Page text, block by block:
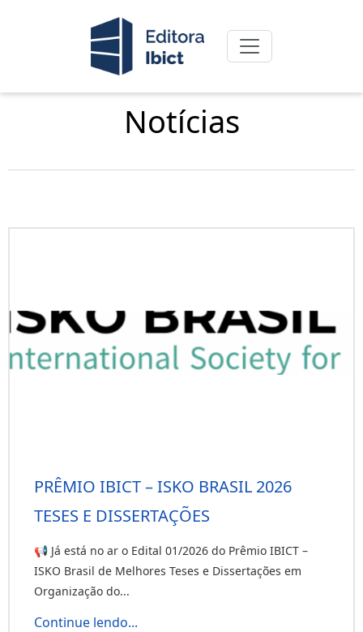
Notícias
PRÊMIO IBICT – ISKO BRASIL 2026
TESES E DISSERTAÇÕES
📢 Já está no ar o Edital 01/2026 do Prêmio IBICT –
ISKO Brasil de Melhores Teses e Dissertações em
Organização do...
Continue lendo...